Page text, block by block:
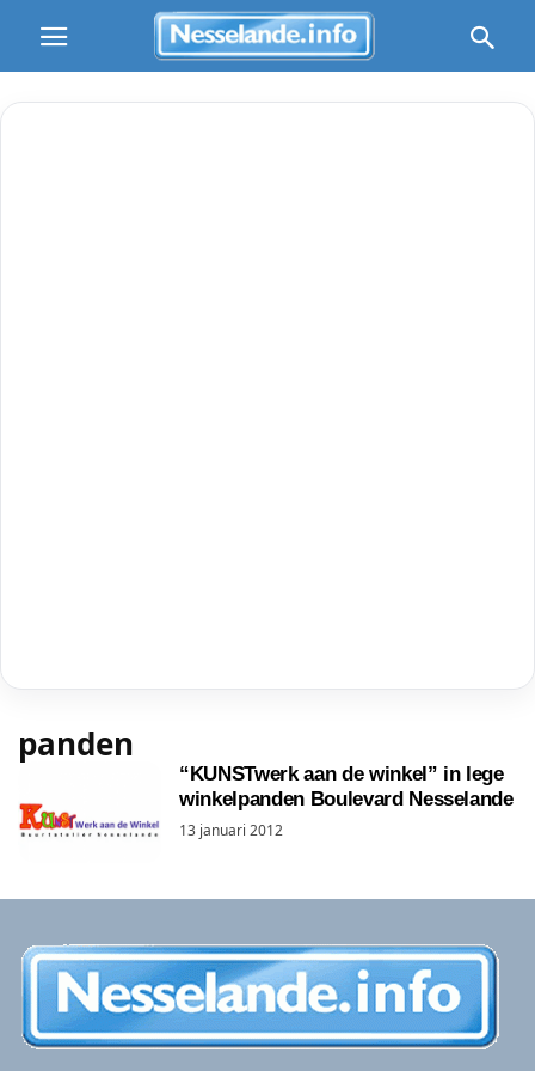
panden
“KUNSTwerk aan de winkel” in lege
winkelpanden Boulevard Nesselande
13 januari 2012